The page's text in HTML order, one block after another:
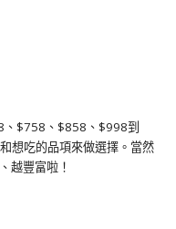
、$758、$858、$998到
想吃的品項來做選擇。當然
越豐富啦！